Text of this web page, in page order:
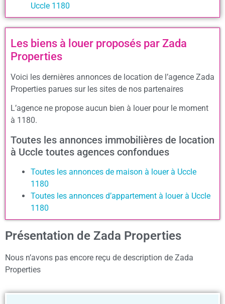
Uccle 1180
Les biens à louer proposés par Zada
Properties
Voici les dernières annonces de location de l’agence Zada
Properties parues sur les sites de nos partenaires
L’agence ne propose aucun bien à louer pour le moment
à 1180.
Toutes les annonces immobilières de location
à Uccle toutes agences confondues
Toutes les annonces de maison à louer à Uccle
1180
Toutes les annonces d’appartement à louer à Uccle
1180
Présentation de Zada Properties
Nous n’avons pas encore reçu de description de Zada
Properties